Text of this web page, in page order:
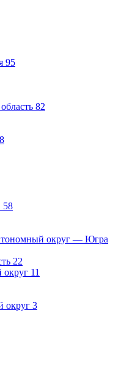
95
82
58
округ — Югра
22
округ 11
округ 3